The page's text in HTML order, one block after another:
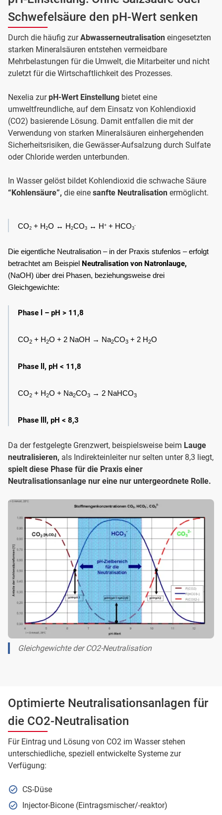
Schwefelsäure den pH-Wert senken
Durch die häufig zurAbwasserneutralisation eingesetzten
starken Mineralsäuren entstehen vermeidbare
Mehrbelastungen für die Umwelt, die Mitarbeiter und nicht
zuletzt für die Wirtschaftlichkeit des Prozesses.
Nexelia zurpH-Wert Einstellung bietet eine
umweltfreundliche, auf dem Einsatz von Kohlendioxid
(CO2) basierende Lösung. Damit entfallen die mit der
Verwendung von starken Mineralsäuren einhergehenden
Sicherheitsrisiken, die Gewässer-Aufsalzung durch Sulfate
oder Chloride werden unterbunden.
In Wasser gelöst bildet Kohlendioxid die schwache Säure
“Kohlensäure”, die eine sanfte Neutralisation ermöglicht.
CO2 + H2O ↔ H2CO3 ↔ H+ + HCO3
-
Die eigentliche Neutralisation – in der Praxis stufenlos – erfolgt
betrachtet am Beispiel Neutralisation von Natronlauge,
(NaOH) über drei Phasen, beziehungsweise drei
Gleichgewichte:
Phase l – pH > 11,8
CO2 + H2O + 2 NaOH → Na2CO3 + 2 H2O
Phase ll, pH < 11,8
CO2 + H2O + Na2CO3 → 2 NaHCO3
Phase lll, pH < 8,3
Da der festgelegte Grenzwert, beispielsweise beim Lauge
neutralisieren, als Indirekteinleiter nur selten unter 8,3 liegt,
spielt diese Phase für die Praxis einer
Neutralisationsanlage nur eine nur untergeordnete Rolle.
Gleichgewichte der CO2-Neutralisation
Optimierte Neutralisationsanlagen für
die CO2-Neutralisation
Für Eintrag und Lösung von CO2 im Wasser stehen
unterschiedliche, speziell entwickelte Systeme zur
Verfügung:
CS-Düse
Injector-Bicone (Eintragsmischer/-reaktor)